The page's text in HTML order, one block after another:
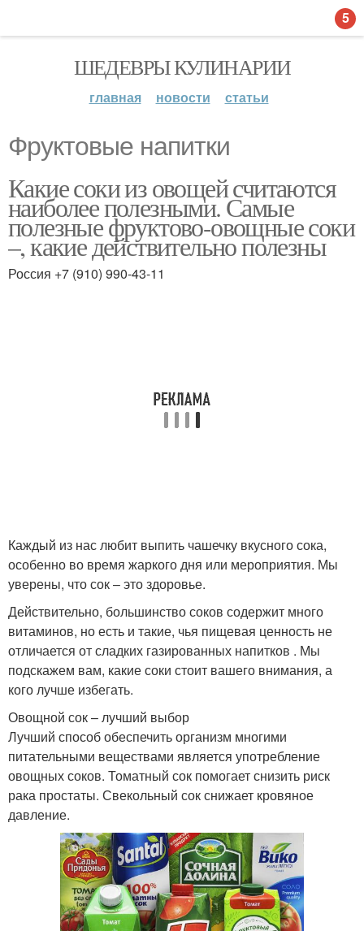
ШЕДЕВРЫ КУЛИНАРИИ
главная новости статьи
Фруктовые напитки
Какие соки из овощей считаются
наиболее полезными. Самые
полезные фруктово-овощные соки
–, какие действительно полезны
Россия +7 (910) 990-43-11
Каждый из нас любит выпить чашечку вкусного сока,
особенно во время жаркого дня или мероприятия. Мы
уверены, что сок – это здоровье.
Действительно, большинство соков содержит много
витаминов, но есть и такие, чья пищевая ценность не
отличается от сладких газированных напитков . Мы
подскажем вам, какие соки стоит вашего внимания, а
кого лучше избегать.
Овощной сок – лучший выбор
Лучший способ обеспечить организм многими
питательными веществами является употребление
овощных соков. Томатный сок помогает снизить риск
рака простаты. Свекольный сок снижает кровяное
давление.
5